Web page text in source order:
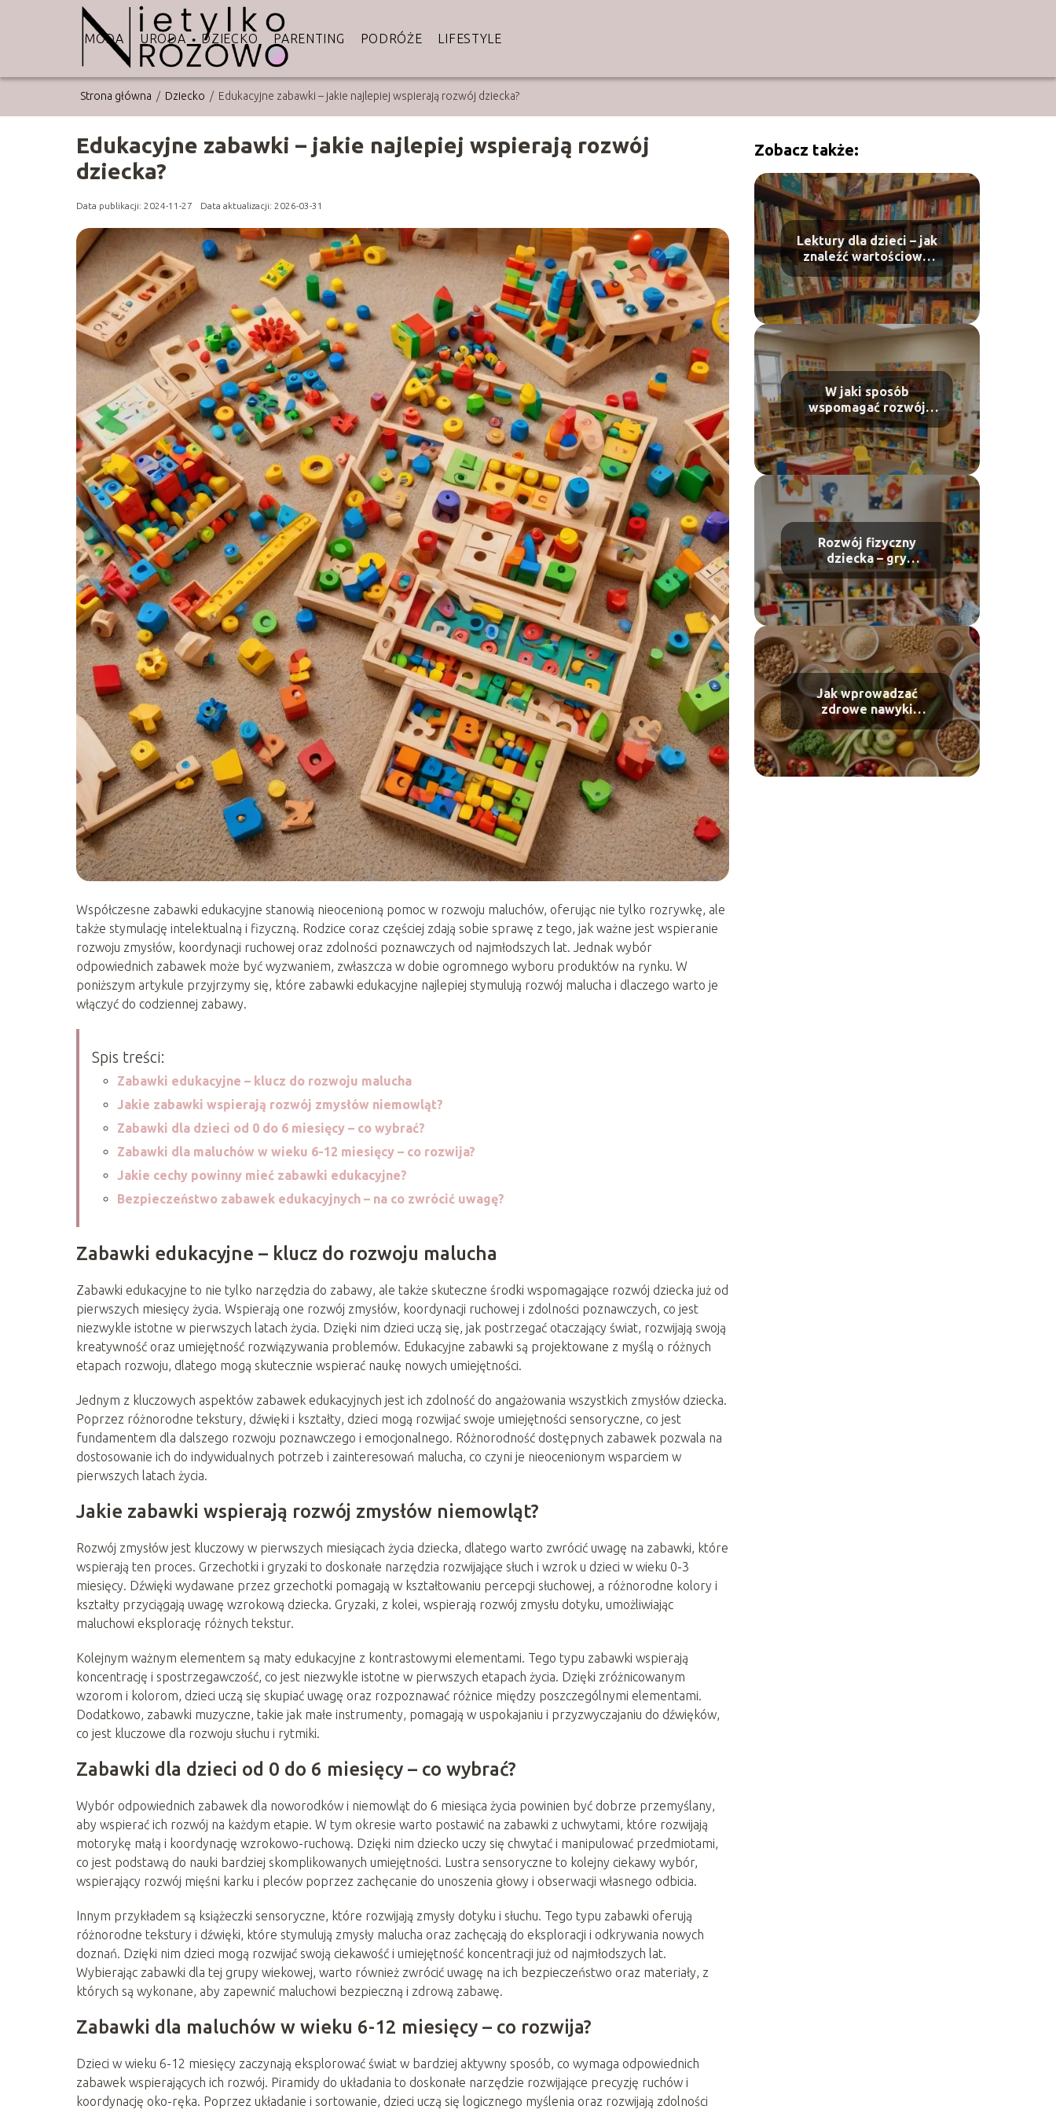
MODA URODA DZIECKO PARENTING PODRÓŻE LIFESTYLE
Strona główna / Dziecko / Edukacyjne zabawki – jakie najlepiej wspierają rozwój dziecka?
Edukacyjne zabawki – jakie najlepiej wspierają rozwój
dziecka?
Data publikacji: 2024-11-27 Data aktualizacji: 2026-03-31
Współczesne zabawki edukacyjne stanowią nieocenioną pomoc w rozwoju maluchów, oferując nie tylko rozrywkę, ale
także stymulację intelektualną i fizyczną. Rodzice coraz częściej zdają sobie sprawę z tego, jak ważne jest wspieranie
rozwoju zmysłów, koordynacji ruchowej oraz zdolności poznawczych od najmłodszych lat. Jednak wybór
odpowiednich zabawek może być wyzwaniem, zwłaszcza w dobie ogromnego wyboru produktów na rynku. W
poniższym artykule przyjrzymy się, które zabawki edukacyjne najlepiej stymulują rozwój malucha i dlaczego warto je
włączyć do codziennej zabawy.
Spis treści:
Zabawki edukacyjne – klucz do rozwoju malucha
Jakie zabawki wspierają rozwój zmysłów niemowląt?
Zabawki dla dzieci od 0 do 6 miesięcy – co wybrać?
Zabawki dla maluchów w wieku 6-12 miesięcy – co rozwija?
Jakie cechy powinny mieć zabawki edukacyjne?
Bezpieczeństwo zabawek edukacyjnych – na co zwrócić uwagę?
Zabawki edukacyjne – klucz do rozwoju malucha
Zabawki edukacyjne to nie tylko narzędzia do zabawy, ale także skuteczne środki wspomagające rozwój dziecka już od
pierwszych miesięcy życia. Wspierają one rozwój zmysłów, koordynacji ruchowej i zdolności poznawczych, co jest
niezwykle istotne w pierwszych latach życia. Dzięki nim dzieci uczą się, jak postrzegać otaczający świat, rozwijają swoją
kreatywność oraz umiejętność rozwiązywania problemów. Edukacyjne zabawki są projektowane z myślą o różnych
etapach rozwoju, dlatego mogą skutecznie wspierać naukę nowych umiejętności.
Jednym z kluczowych aspektów zabawek edukacyjnych jest ich zdolność do angażowania wszystkich zmysłów dziecka.
Poprzez różnorodne tekstury, dźwięki i kształty, dzieci mogą rozwijać swoje umiejętności sensoryczne, co jest
fundamentem dla dalszego rozwoju poznawczego i emocjonalnego. Różnorodność dostępnych zabawek pozwala na
dostosowanie ich do indywidualnych potrzeb i zainteresowań malucha, co czyni je nieocenionym wsparciem w
pierwszych latach życia.
Jakie zabawki wspierają rozwój zmysłów niemowląt?
Rozwój zmysłów jest kluczowy w pierwszych miesiącach życia dziecka, dlatego warto zwrócić uwagę na zabawki, które
wspierają ten proces. Grzechotki i gryzaki to doskonałe narzędzia rozwijające słuch i wzrok u dzieci w wieku 0-3
miesięcy. Dźwięki wydawane przez grzechotki pomagają w kształtowaniu percepcji słuchowej, a różnorodne kolory i
kształty przyciągają uwagę wzrokową dziecka. Gryzaki, z kolei, wspierają rozwój zmysłu dotyku, umożliwiając
maluchowi eksplorację różnych tekstur.
Kolejnym ważnym elementem są maty edukacyjne z kontrastowymi elementami. Tego typu zabawki wspierają
koncentrację i spostrzegawczość, co jest niezwykle istotne w pierwszych etapach życia. Dzięki zróżnicowanym
wzorom i kolorom, dzieci uczą się skupiać uwagę oraz rozpoznawać różnice między poszczególnymi elementami.
Dodatkowo, zabawki muzyczne, takie jak małe instrumenty, pomagają w uspokajaniu i przyzwyczajaniu do dźwięków,
co jest kluczowe dla rozwoju słuchu i rytmiki.
Zabawki dla dzieci od 0 do 6 miesięcy – co wybrać?
Wybór odpowiednich zabawek dla noworodków i niemowląt do 6 miesiąca życia powinien być dobrze przemyślany,
aby wspierać ich rozwój na każdym etapie. W tym okresie warto postawić na zabawki z uchwytami, które rozwijają
motorykę małą i koordynację wzrokowo-ruchową. Dzięki nim dziecko uczy się chwytać i manipulować przedmiotami,
co jest podstawą do nauki bardziej skomplikowanych umiejętności. Lustra sensoryczne to kolejny ciekawy wybór,
wspierający rozwój mięśni karku i pleców poprzez zachęcanie do unoszenia głowy i obserwacji własnego odbicia.
Innym przykładem są książeczki sensoryczne, które rozwijają zmysły dotyku i słuchu. Tego typu zabawki oferują
różnorodne tekstury i dźwięki, które stymulują zmysły malucha oraz zachęcają do eksploracji i odkrywania nowych
doznań. Dzięki nim dzieci mogą rozwijać swoją ciekawość i umiejętność koncentracji już od najmłodszych lat.
Wybierając zabawki dla tej grupy wiekowej, warto również zwrócić uwagę na ich bezpieczeństwo oraz materiały, z
których są wykonane, aby zapewnić maluchowi bezpieczną i zdrową zabawę.
Zabawki dla maluchów w wieku 6-12 miesięcy – co rozwija?
Dzieci w wieku 6-12 miesięcy zaczynają eksplorować świat w bardziej aktywny sposób, co wymaga odpowiednich
zabawek wspierających ich rozwój. Piramidy do układania to doskonałe narzędzie rozwijające precyzję ruchów i
koordynację oko-ręka. Poprzez układanie i sortowanie, dzieci uczą się logicznego myślenia oraz rozwijają zdolności
Zobacz także:
Lektury dla dzieci – jak
znaleźć wartościowe
tytuły?
W jaki sposób
wspomagać rozwój
językowy u
przedszkolaka?
Rozwój fizyczny
dziecka – gry
wspomagające
umiejętności ruchowe
Jak wprowadzać
zdrowe nawyki
żywieniowe u dziecka?